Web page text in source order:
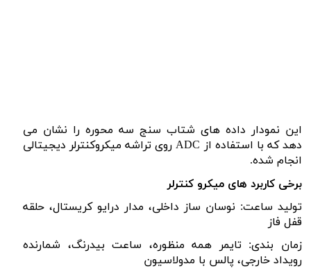
این نمودار داده های شتاب سنج سه محوره را نشان می
دهد که با استفاده از ADCروی تراشه میکروکنترلر دیجیتالی
انجام شده.
برخی کاربرد های میکرو کنترلر
تولید ساعت: نوسان ساز داخلی، مدار درایو کریستال، حلقه
قفل فاز
زمان بندی: تایمر همه منظوره، ساعت بیدرنگ، شمارنده
رویداد خارجی، پالس با مدولاسیون